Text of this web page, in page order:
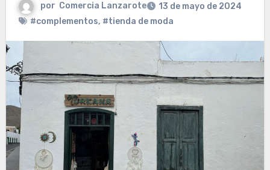
por Comercia Lanzarote
13 de mayo de 2024
#complementos, #tienda de moda